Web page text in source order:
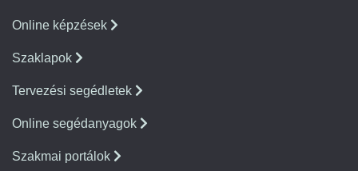
Online képzések
Szaklapok
Tervezési segédletek
Online segédanyagok
Szakmai portálok